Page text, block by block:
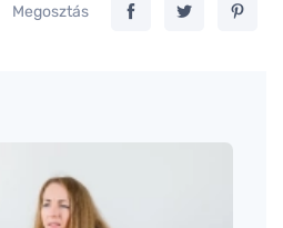
Megosztás